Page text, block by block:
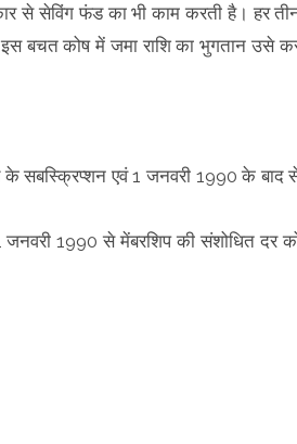
से सेविंग फंड का भी काम करती है। हर
इस बचत कोष में जमा राशि का भुगतान उसे
सबस्क्रिप्‍शन एवं 1 जनवरी 1990 के बाद
जनवरी 1990 से मेंबरशिप की संशोधित दर